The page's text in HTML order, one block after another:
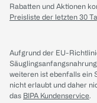
Rabatten und Aktionen
Preisliste der letzten 30
Aufgrund der EU-
weiteren ist ebenfalls ein
nicht erlaubt und daher
das BIPA Kundenservice.